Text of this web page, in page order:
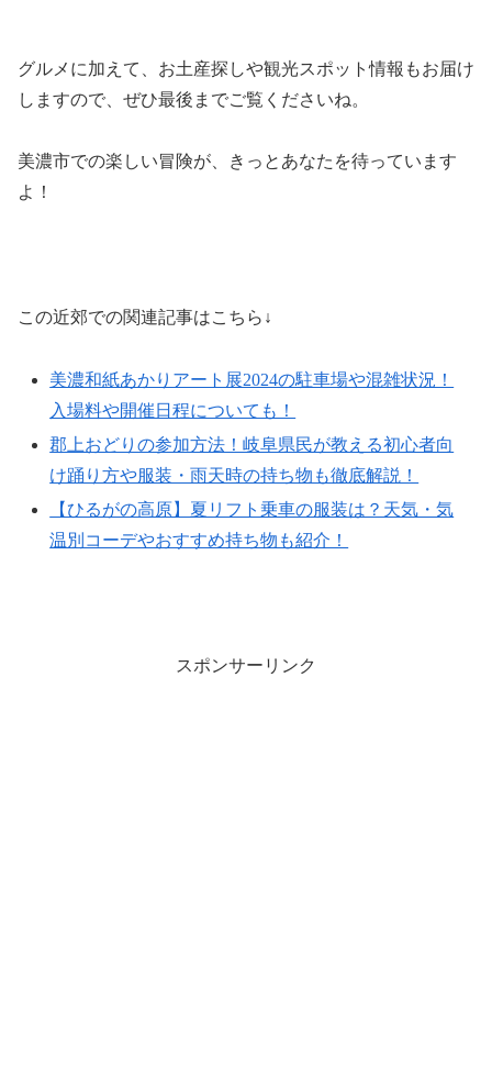
グルメに加えて、お土産探しや観光スポット情報もお届け
しますので、ぜひ最後までご覧くださいね。
美濃市での楽しい冒険が、きっとあなたを待っています
よ！
この近郊での関連記事はこちら↓
美濃和紙あかりアート展2024の駐車場や混雑状況！
入場料や開催日程についても！
郡上おどりの参加方法！岐阜県民が教える初心者向
け踊り方や服装・雨天時の持ち物も徹底解説！
【ひるがの高原】夏リフト乗車の服装は？天気・気
温別コーデやおすすめ持ち物も紹介！
スポンサーリンク